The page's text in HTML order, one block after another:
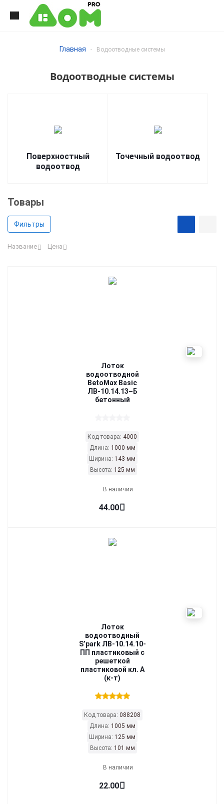
Главная - Водоотводные системы
Водоотводные системы
Поверхностный
водоотвод
Точечный водоотвод
Товары
Фильтры
Название Цена
Лоток
водоотводной
BetoMax Basic
ЛВ-10.14.13–Б
бетонный
Код товара: 4000
Длина: 1000 мм
Ширина: 143 мм
Высота: 125 мм
В наличии
44.00
Лоток
водоотводный
S’park ЛВ-10.14.10-
ПП пластиковый с
решеткой
пластиковой кл. А
(к-т)
Код товара: 088208
Длина: 1005 мм
Ширина: 125 мм
Высота: 101 мм
В наличии
22.00